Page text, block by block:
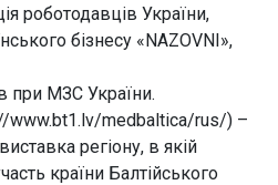
роботодавців України,
бізнесу «NAZOVNI»,
при МЗС України.
www.bt1.lv/medbaltica/rus/) –
регіону, в якій
країни Балтійського